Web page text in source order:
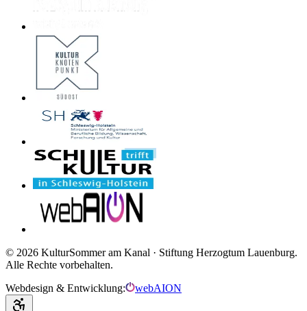
© 2026 KulturSommer am Kanal · Stiftung Herzogtum Lauenburg.
Alle Rechte vorbehalten.
Webdesign & Entwicklung:
webAION